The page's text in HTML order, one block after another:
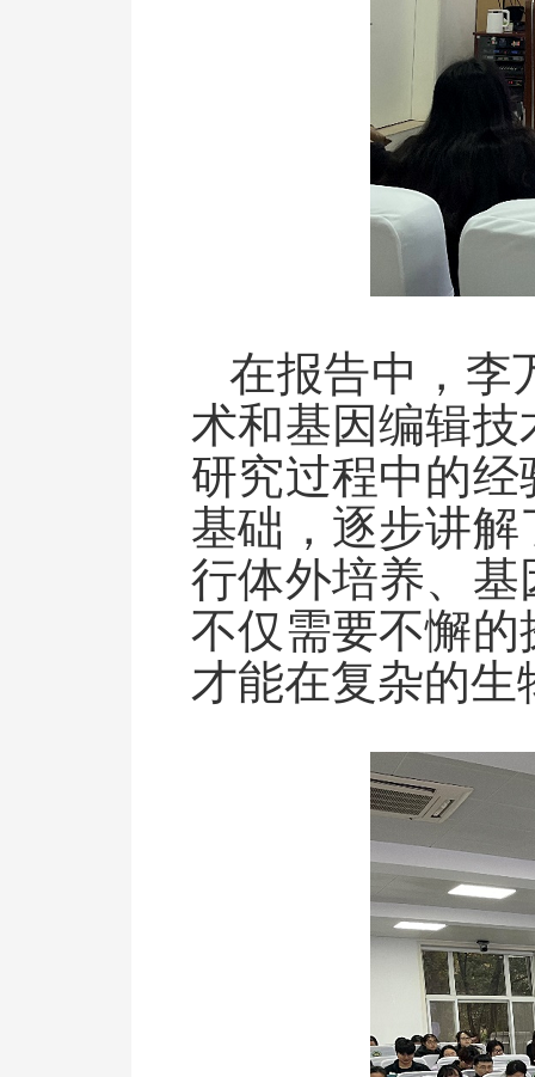
在报告中，李
术和基因编辑
研究过程中的
基础，逐步讲
行体外培养、
不仅需要不懈
才能在复杂的